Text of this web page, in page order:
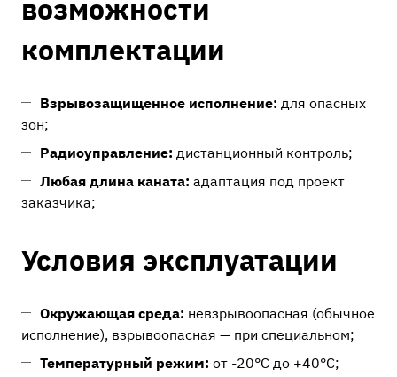
возможности
комплектации
Взрывозащищенное исполнение: для опасных
зон;
Радиоуправление: дистанционный контроль;
Любая длина каната: адаптация под проект
заказчика;
Условия эксплуатации
Окружающая среда: невзрывоопасная (обычное
исполнение), взрывоопасная — при специальном;
Температурный режим: от -20°C до +40°C;